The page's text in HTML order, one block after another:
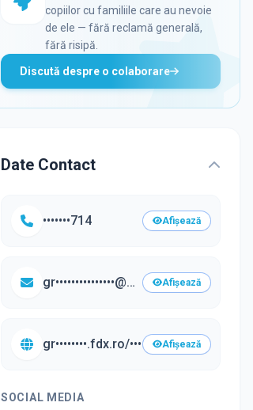
copiilor cu familiile care au nevoie
de ele — fără reclamă generală,
fără risipă.
Discută despre o colaborare
Date Contact
•••••••714 Afișează
gr•••••••••••••••@g••••.comAfișează
gr••••••••.fdx.ro/••• Afișează
SOCIAL MEDIA